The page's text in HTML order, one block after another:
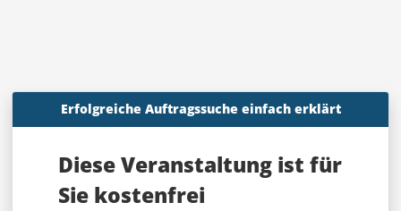
Erfolgreiche Auftragssuche einfach erklärt
Diese Veranstaltung ist für
Sie kostenfrei